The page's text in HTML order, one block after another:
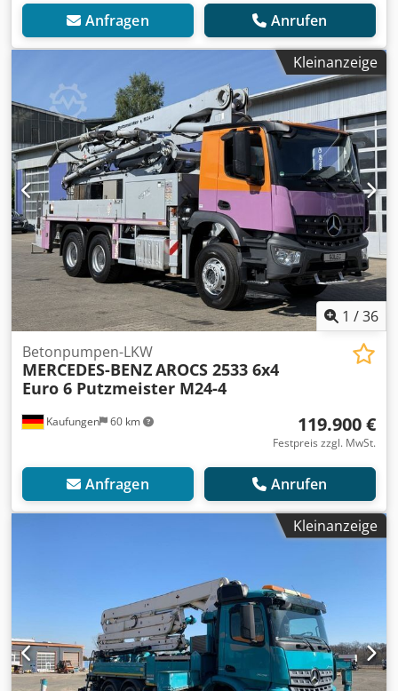
Anfragen Anrufen
Kleinanzeige
1 /36
Kaufungen 60 km
Betonpumpen-LKW
MERCEDES-BENZAROCS 2533 6x4
Euro 6 Putzmeister M24-4
119.900 €
Festpreis zzgl. MwSt.
Anfragen Anrufen
Kleinanzeige